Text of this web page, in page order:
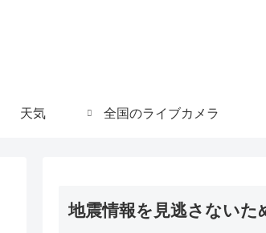
天気 全国のライブカメラ
地震情報を見逃さないた